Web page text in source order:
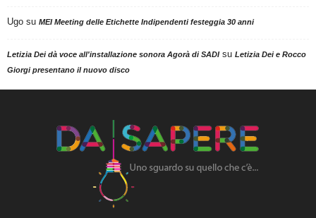
Ugo su MEI Meeting delle Etichette Indipendenti festeggia 30 anni
Letizia Dei dà voce all'installazione sonora Agorà di SADIsu Letizia Dei e Rocco
Giorgi presentano il nuovo disco